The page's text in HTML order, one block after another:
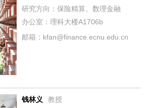
研究方向：保险精算、数理金融
办公室：理科大楼A1706b
邮箱：kfan@finance.ecnu.edu.cn
钱林义
教授